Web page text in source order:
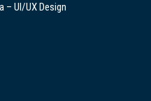
– UI/UX Design